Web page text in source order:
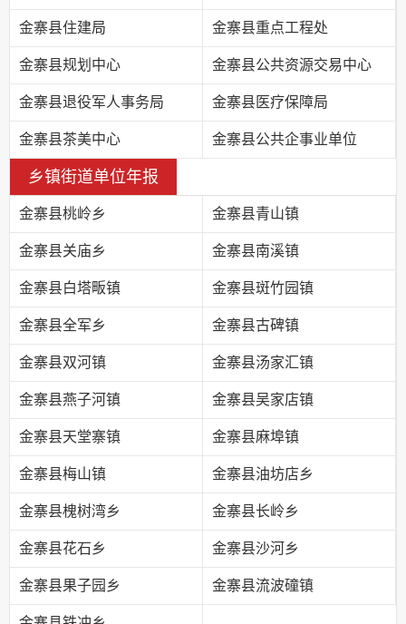
金寨县住建局 金寨县重点工程处
金寨县规划中心 金寨县公共资源交易中心
金寨县退役军人事务局 金寨县医疗保障局
金寨县茶美中心 金寨县公共企事业单位
乡镇街道单位年报
金寨县桃岭乡 金寨县青山镇
金寨县关庙乡 金寨县南溪镇
金寨县白塔畈镇 金寨县斑竹园镇
金寨县全军乡 金寨县古碑镇
金寨县双河镇 金寨县汤家汇镇
金寨县燕子河镇 金寨县吴家店镇
金寨县天堂寨镇 金寨县麻埠镇
金寨县梅山镇 金寨县油坊店乡
金寨县槐树湾乡 金寨县长岭乡
金寨县花石乡 金寨县沙河乡
金寨县果子园乡 金寨县流波䃥镇